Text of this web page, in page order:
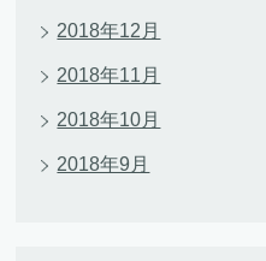
2018年12月
2018年11月
2018年10月
2018年9月